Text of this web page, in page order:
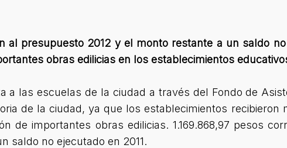
al presupuesto 2012 y el monto restante a un saldo
obras edilicias en los establecimientos
a las escuelas de la ciudad a través del Fondo de
de la ciudad, ya que los establecimientos recibieron
de importantes obras edilicias. 1.169.868,97 pesos
saldo no ejecutado en 2011.